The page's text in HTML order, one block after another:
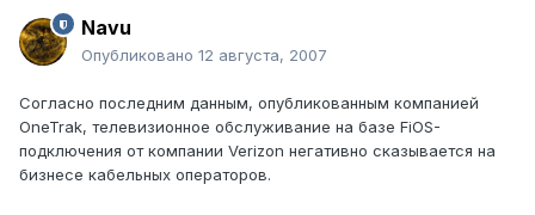
Navu
Опубликовано 12 августа, 2007
Согласно последним данным, опубликованным компанией
OneTrak, телевизионное обслуживание на базе FiOS-
подключения от компании Verizon негативно сказывается на
бизнесе кабельных операторов.